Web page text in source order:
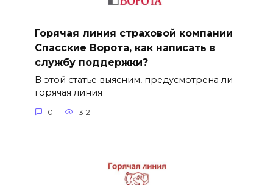
Горячая линия страховой компании
Спасские Ворота, как написать в
службу поддержки?
В этой статье выясним, предусмотрена ли
горячая линия
0 312